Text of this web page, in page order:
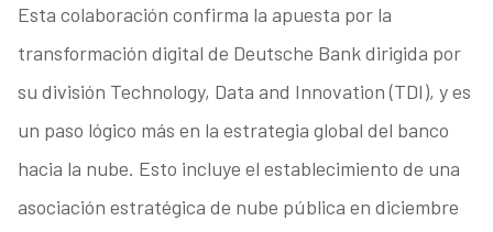
Esta colaboración confirma la apuesta por la
transformación digital de Deutsche Bank dirigida por
su división Technology, Data and Innovation (TDI), y es
un paso lógico más en la estrategia global del banco
hacia la nube. Esto incluye el establecimiento de una
asociación estratégica de nube pública en diciembre